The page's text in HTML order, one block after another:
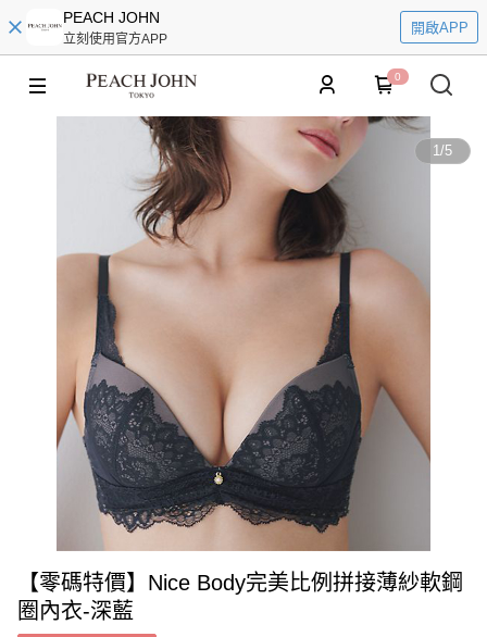
PEACH JOHN
立刻使用官方APP
開啟APP
0
1/5
【零碼特價】Nice Body完美比例拼接薄紗軟鋼
圈內衣-深藍